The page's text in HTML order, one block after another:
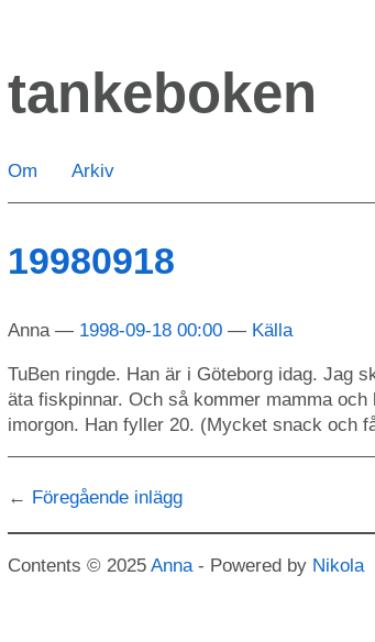
tankeboken
Om Arkiv
19980918
Anna 1998-09-18 00:00 Källa
TuBen ringde. Han är i Göteborg idag. Jag
äta fiskpinnar. Och så kommer mamma
imorgon. Han fyller 20. (Mycket snack och
Föregående inlägg
Contents © 2025 Anna - Powered by Nikola